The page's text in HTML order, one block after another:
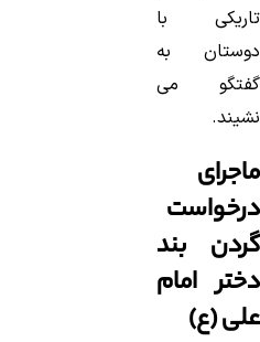
تاریكی با
دوستان به
گفتگو می
نشیند.
ماجرای
درخواست
گردن بند
دختر امام
علی (ع)